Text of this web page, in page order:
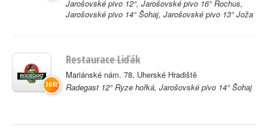
Jarošovské pivo 12°, Jarošovské pivo 16° Rochus,
Jarošovské pivo 14° Šohaj, Jarošovské pivo 13° Joža
Restaurace Liďák
Mariánské nám. 78, Uherské Hradiště
Radegast 12° Ryze hořká, Jarošovské pivo 14° Šohaj
30 Kč